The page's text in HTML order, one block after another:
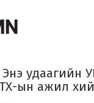
удаагийн
ын ажил